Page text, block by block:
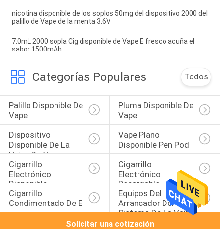
nicotina disponible de los soplos 50mg del dispositivo 2000 del
palillo de Vape de la menta 3.6V
7.0mL 2000 sopla Cig disponible de Vape E fresco acuña el
sabor 1500mAh
Categorías Populares Todos
Palillo Disponible De
Vape
Pluma Disponible De
Vape
Dispositivo
Disponible De La
Vaina De Vape
Vape Plano
Disponible Pen Pod
Cigarrillo
Electrónico
Disponible
Cigarrillo
Electrónico
Recargable
Cigarrillo
Condimentado De E
Equipos Del
Arrancador Del
Sistema De La Vaina
Solicitar una cotización